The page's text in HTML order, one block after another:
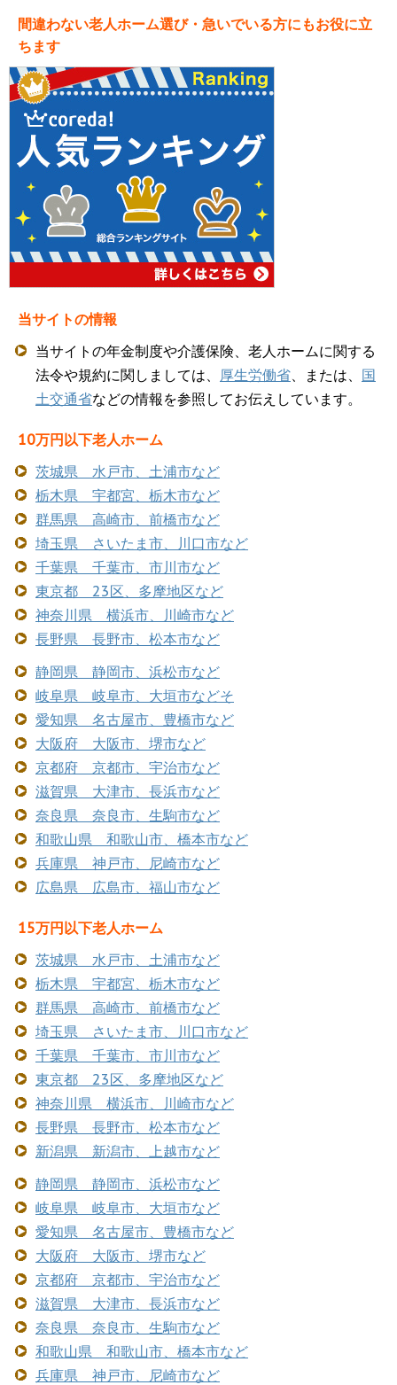
間違わない老人ホーム選び・急いでいる方にもお役に立
ちます
当サイトの情報
当サイトの年金制度や介護保険、老人ホームに関する
法令や規約に関しましては、 厚生労働省 、または、 国
土交通省などの情報を参照してお伝えしています。
10万円以下老人ホーム
茨城県 水戸市、土浦市など
栃木県 宇都宮、栃木市など
群馬県 高崎市、前橋市など
埼玉県 さいたま市、川口市など
千葉県 千葉市、市川市など
東京都 23区、多摩地区など
神奈川県 横浜市、川崎市など
長野県 長野市、松本市など
静岡県 静岡市、浜松市など
岐阜県 岐阜市、大垣市などそ
愛知県 名古屋市、豊橋市など
大阪府 大阪市、堺市など
京都府 京都市、宇治市など
滋賀県 大津市、長浜市など
奈良県 奈良市、生駒市など
和歌山県 和歌山市、橋本市など
兵庫県 神戸市、尼崎市など
広島県 広島市、福山市など
15万円以下老人ホーム
茨城県 水戸市、土浦市など
栃木県 宇都宮、栃木市など
群馬県 高崎市、前橋市など
埼玉県 さいたま市、川口市など
千葉県 千葉市、市川市など
東京都 23区、多摩地区など
神奈川県 横浜市、川崎市など
長野県 長野市、松本市など
新潟県 新潟市、上越市など
静岡県 静岡市、浜松市など
岐阜県 岐阜市、大垣市など
愛知県 名古屋市、豊橋市など
大阪府 大阪市、堺市など
京都府 京都市、宇治市など
滋賀県 大津市、長浜市など
奈良県 奈良市、生駒市など
和歌山県 和歌山市、橋本市など
兵庫県 神戸市、尼崎市など